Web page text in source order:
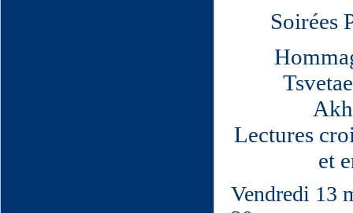
Soirées
Lectures
et
Vendredi 13